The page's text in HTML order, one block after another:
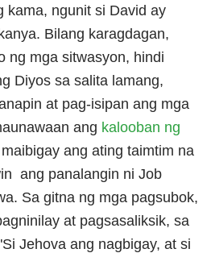
kama, ngunit si David ay
Bilang karagdagan,
ng mga sitwasyon, hindi
Diyos sa salita lamang,
at pag-isipan ang mga
ang kalooban ng
ang ating taimtim na
ang panalangin ni Job
Sa gitna ng mga pagsubok,
at pagsasaliksik, sa
Jehova ang nagbigay, at si